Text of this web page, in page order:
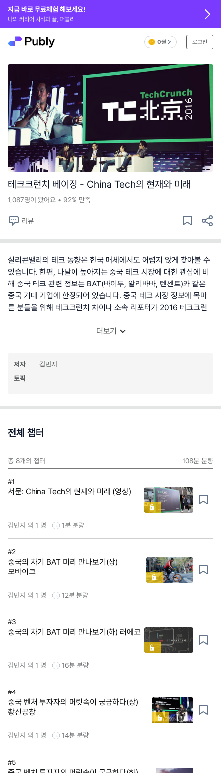
0원 로그인
지금 바로 무료체험 해보세요!
나의 커리어 시작과 끝, 퍼블리
테크크런치 베이징 - China Tech의 현재와 미래
1,087명이 봤어요 • 92% 만족
리뷰
실리콘밸리의 테크 동향은 한국 매체에서도 어렵지 않게 찾아볼 수
있습니다. 한편, 나날이 높아지는 중국 테크 시장에 대한 관심에 비
해 중국 테크 관련 정보는 BAT(바이두, 알리바바, 텐센트)와 같은
중국 거대 기업에 한정되어 있습니다. 중국 테크 시장 정보에 목마
른 분들을 위해 테크크런치 차이나 소속 리포터가 2016 테크크런
더보기
저자
김민지
토픽
전체 챕터
총 8개의 챕터 108분 분량
#1
서문: China Tech의 현재와 미래 (영상)
김민지 외 1 명 1분 분량
#2
중국의 차기 BAT 미리 만나보기(상)
모바이크
김민지 외 1 명 12분 분량
#3
중국의 차기 BAT 미리 만나보기(하) 러에코
김민지 외 1 명 16분 분량
#4
중국 벤처 투자자의 머릿속이 궁금하다(상)
촹신공창
김민지 외 1 명 14분 분량
#5